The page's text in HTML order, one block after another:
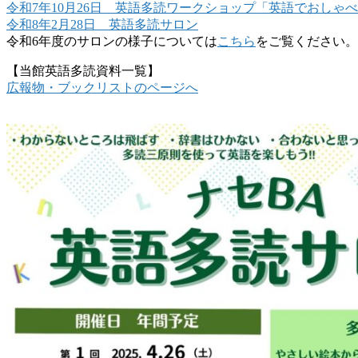
令和7年10月26日 英語多読ワークショップ「英語でおしゃ
令和8年2月28日 英語多読サロン
令和6年度のサロンの様子についてはこちら をご覧ください。
【当館英語多読資料一覧】
広報物・ブックリストのページへ